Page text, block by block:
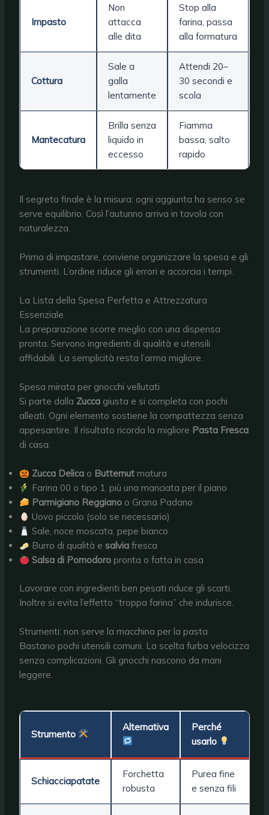
Impasto
Non
attacca
alle dita
Stop alla
farina, passa
alla formatura
Cottura
Sale a
galla
lentamente
Attendi 20–
30 secondi e
scola
Mantecatura
Brilla senza
liquido in
eccesso
Fiamma
bassa, salto
rapido
Il segreto finale è la misura: ogni aggiunta ha senso se
serve equilibrio. Così l’autunno arriva in tavola con
naturalezza.
Prima di impastare, conviene organizzare la spesa e gli
strumenti. L’ordine riduce gli errori e accorcia i tempi.
La Lista della Spesa Perfetta e Attrezzatura
Essenziale
La preparazione scorre meglio con una dispensa
pronta. Servono ingredienti di qualità e utensili
affidabili. La semplicità resta l’arma migliore.
Spesa mirata per gnocchi vellutati
Si parte dalla Zucca giusta e si completa con pochi
alleati. Ogni elemento sostiene la compattezza senza
appesantire. Il risultato ricorda la migliore Pasta Fresca
di casa.
Zucca Delica o Butternut matura
Farina 00 o tipo 1, più una manciata per il piano
Parmigiano Reggiano o Grana Padano
Uovo piccolo (solo se necessario)
Sale, noce moscata, pepe bianco
Burro di qualità esalvia fresca
Salsa di Pomodoro pronta o fatta in casa
Lavorare con ingredienti ben pesati riduce gli scarti.
Inoltre si evita l’effetto “troppa farina” che indurisce.
Strumenti: non serve la macchina per la pasta
Bastano pochi utensili comuni. La scelta furba velocizza
senza complicazioni. Gli gnocchi nascono da mani
leggere.
Strumento
Alternativa
Perché
usarlo
Schiacciapatate
Forchetta
robusta
Purea fine
e senza fili